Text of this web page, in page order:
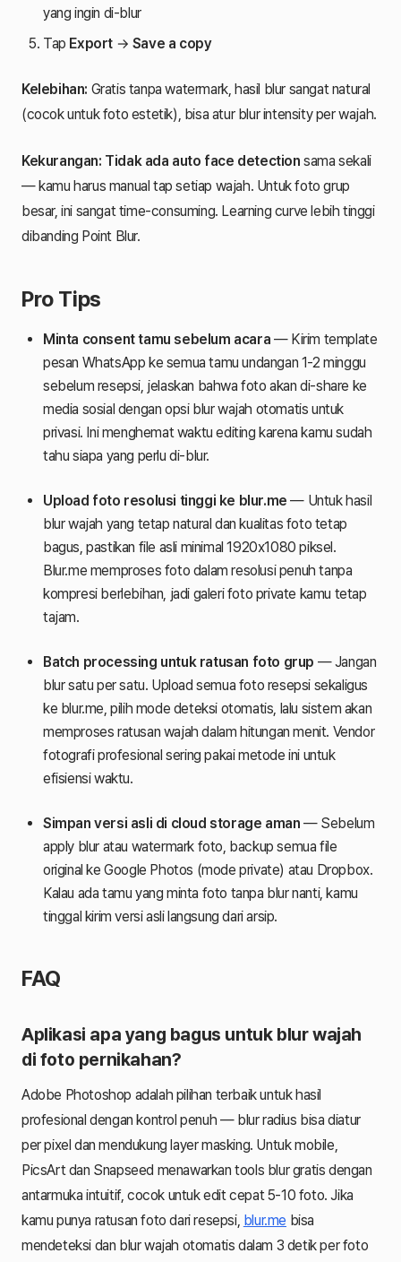
yang ingin di-blur
Tap Export → Save a copy
Kelebihan: Gratis tanpa watermark, hasil blur sangat natural
(cocok untuk foto estetik), bisa atur blur intensity per wajah.
Kekurangan: Tidak ada auto face detection sama sekali
— kamu harus manual tap setiap wajah. Untuk foto grup
besar, ini sangat time-consuming. Learning curve lebih tinggi
dibanding Point Blur.
Pro Tips
Minta consent tamu sebelum acara — Kirim template
pesan WhatsApp ke semua tamu undangan 1-2 minggu
sebelum resepsi, jelaskan bahwa foto akan di-share ke
media sosial dengan opsi blur wajah otomatis untuk
privasi. Ini menghemat waktu editing karena kamu sudah
tahu siapa yang perlu di-blur.
Upload foto resolusi tinggi ke blur.me — Untuk hasil
blur wajah yang tetap natural dan kualitas foto tetap
bagus, pastikan file asli minimal 1920x1080 piksel.
Blur.me memproses foto dalam resolusi penuh tanpa
kompresi berlebihan, jadi galeri foto private kamu tetap
tajam.
Batch processing untuk ratusan foto grup — Jangan
blur satu per satu. Upload semua foto resepsi sekaligus
ke blur.me, pilih mode deteksi otomatis, lalu sistem akan
memproses ratusan wajah dalam hitungan menit. Vendor
fotografi profesional sering pakai metode ini untuk
efisiensi waktu.
Simpan versi asli di cloud storage aman — Sebelum
apply blur atau watermark foto, backup semua file
original ke Google Photos (mode private) atau Dropbox.
Kalau ada tamu yang minta foto tanpa blur nanti, kamu
tinggal kirim versi asli langsung dari arsip.
FAQ
Aplikasi apa yang bagus untuk blur wajah
di foto pernikahan?
Adobe Photoshop adalah pilihan terbaik untuk hasil
profesional dengan kontrol penuh — blur radius bisa diatur
per pixel dan mendukung layer masking. Untuk mobile,
PicsArt dan Snapseed menawarkan tools blur gratis dengan
antarmuka intuitif, cocok untuk edit cepat 5-10 foto. Jika
kamu punya ratusan foto dari resepsi, blur.me bisa
mendeteksi dan blur wajah otomatis dalam 3 detik per foto